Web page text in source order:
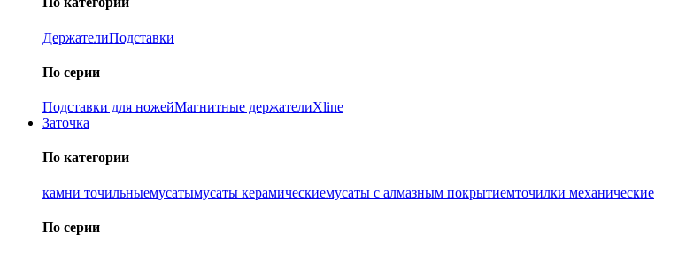
ДержателиПодставки
По серии
Подставки для ножейМагнитные держателиXline
Заточка
По категории
камни точильныемусатымусаты керамическиемусаты с алмазным покрытиемточилки механические
По серии